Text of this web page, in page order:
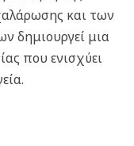
και των
δημιουργεί μια
που ενισχύει